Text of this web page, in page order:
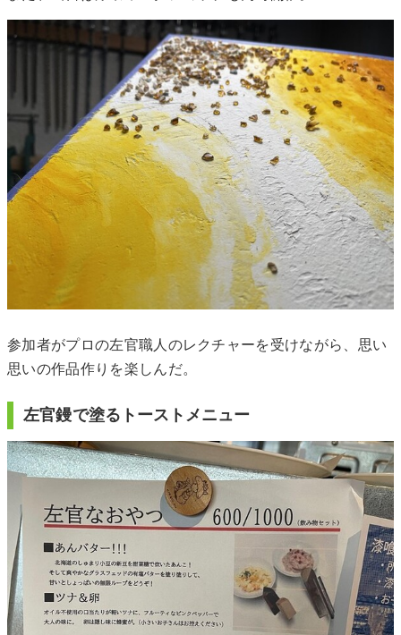
参加者がプロの左官職人のレクチャーを受けながら、思い
思いの作品作りを楽しんだ。
左官鏝で塗るトーストメニュー